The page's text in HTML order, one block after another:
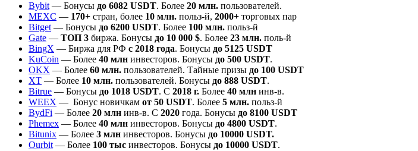
Bybit— Бонусы до 6082 USDT. Более 20 млн. пользователей.
MEXC — 170+ стран, более 10 млн. польз-й, 2000+ торговых пар
Bitget— Бонусы до 6200 USDT. Более 100 млн. польз-й
Gate — ТОП 3 биржа. Бонусы до 10 000 $. Более 23 млн. поль-й
BingX — Биржа для РФ с 2018 года. Бонусы до 5125 USDT
KuCoin — Более 40 млн инвесторов. Бонусы до 500 USDT.
OKX — Более 60 млн. пользователей. Тайные призы до 100 USDT
XT — Более 10 млн. пользователей. Бонусы до 888 USDT.
Bitrue — Бонусы до 1018 USDT. С 2018 г. Более 40 млн инв-в.
WEEX — Бонус новичкам от 50 USDT. Более 5 млн. польз-й
BydFi — Более 20 млн инв-в. С 2020 года. Бонусы до 8100 USDT
Phemex — Более 40 млн инвесторов. Бонусы до 4800 USDT.
Bitunix — Более 3 млн инвесторов. Бонусы до 10000 USDT.
Ourbit— Более 100 тыс инвесторов. Бонусы до 10000 USDT.